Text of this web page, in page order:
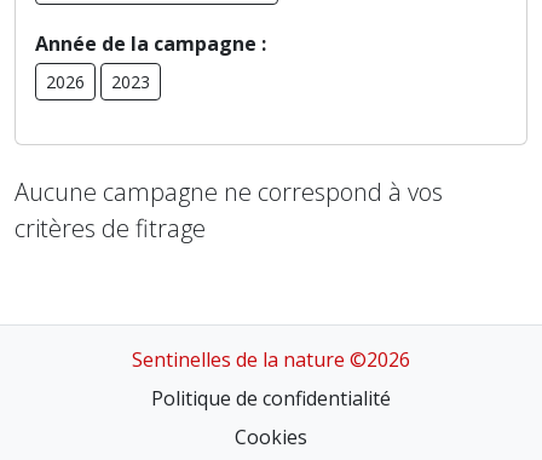
Aucune campagne ne correspond à vos
critères de fitrage
Année de la campagne :
2026 2023
Sentinelles de la nature ©2026
Politique de confidentialité
Cookies